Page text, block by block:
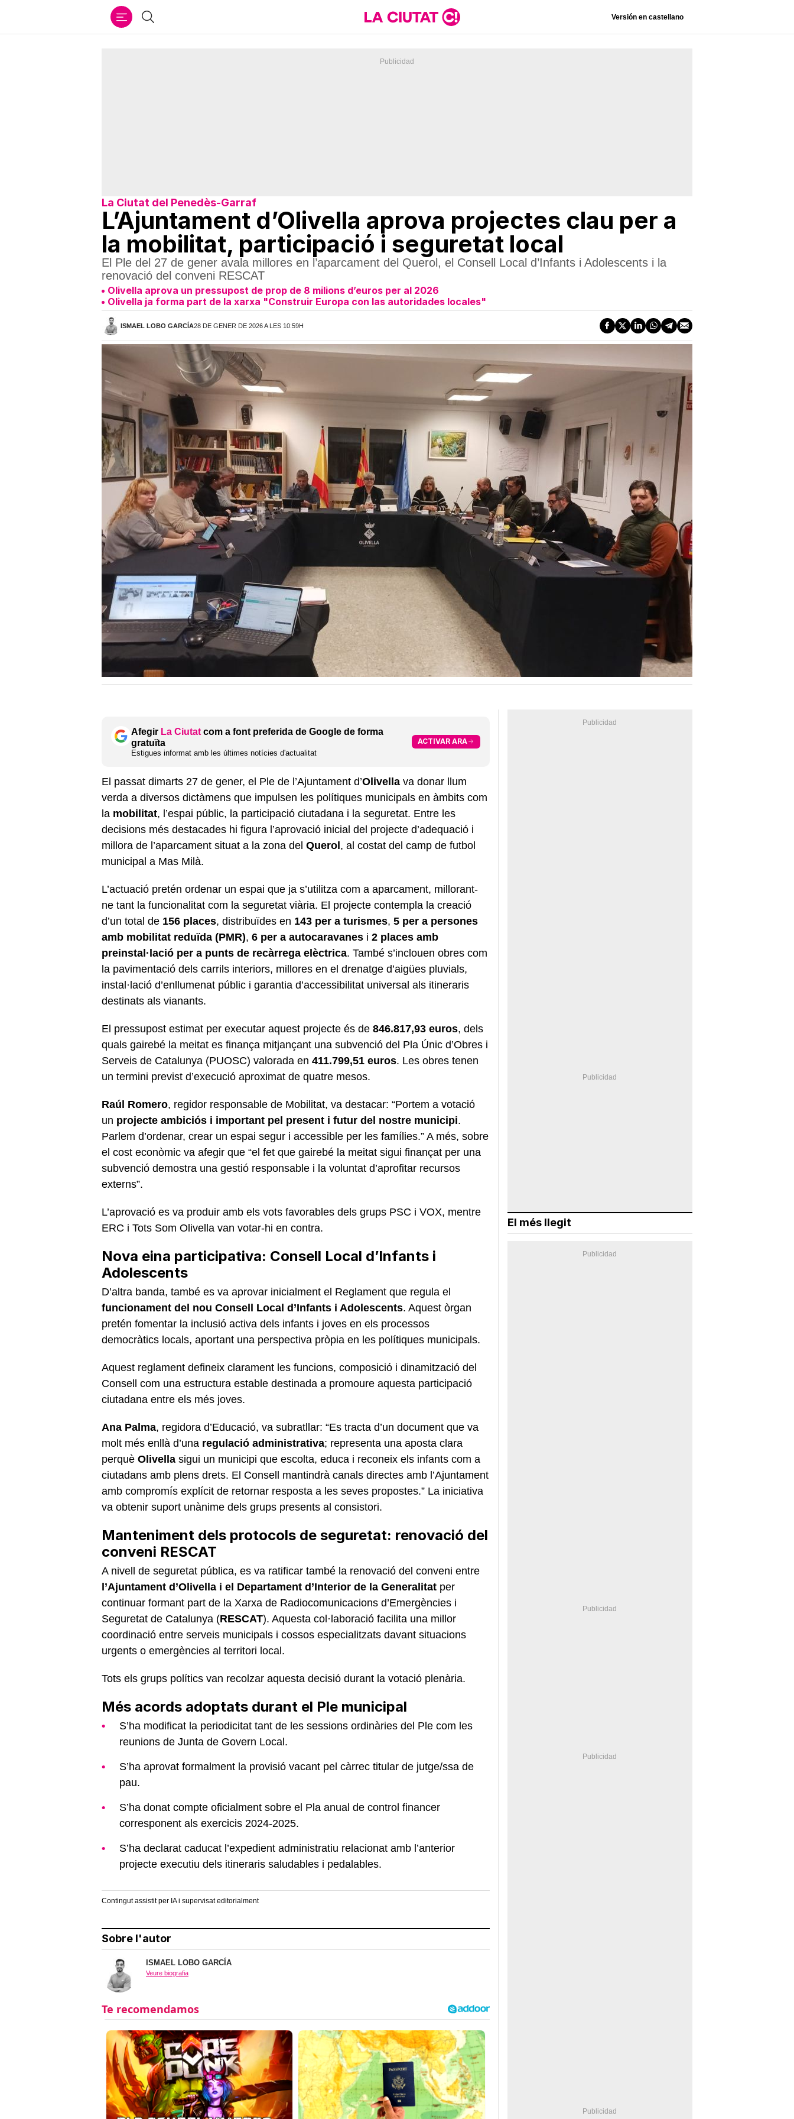
Cercar Versión en castellano
La Ciutat del Penedès-Garraf
L’Ajuntament d’Olivella aprova projectes clau per a
la mobilitat, participació i seguretat local
El Ple del 27 de gener avala millores en l’aparcament del Querol, el Consell Local d’Infants i Adolescents i la
renovació del conveni RESCAT
Olivella aprova un pressupost de prop de 8 milions d’euros per al 2026
Olivella ja forma part de la xarxa "Construir Europa con las autoridades locales"
ISMAEL LOBO GARCÍA28 DE GENER DE 2026 A LES 10:59H
Afegir La Ciutat com a font preferida de Google de forma
gratuïta
Estigues informat amb les últimes notícies d'actualitat
ACTIVAR ARA
El passat dimarts 27 de gener, el Ple de l’Ajuntament d’Olivella va donar llum
verda a diversos dictàmens que impulsen les polítiques municipals en àmbits com
la mobilitat, l’espai públic, la participació ciutadana i la seguretat. Entre les
decisions més destacades hi figura l’aprovació inicial del projecte d’adequació i
millora de l’aparcament situat a la zona del Querol, al costat del camp de futbol
municipal a Mas Milà.
L’actuació pretén ordenar un espai que ja s’utilitza com a aparcament, millorant-
ne tant la funcionalitat com la seguretat viària. El projecte contempla la creació
d’un total de 156 places, distribuïdes en 143 per a turismes, 5 per a persones
amb mobilitat reduïda (PMR), 6 per a autocaravanes i 2 places amb
preinstal·lació per a punts de recàrrega elèctrica. També s’inclouen obres com
la pavimentació dels carrils interiors, millores en el drenatge d’aigües pluvials,
instal·lació d’enllumenat públic i garantia d’accessibilitat universal als itineraris
destinats als vianants.
El pressupost estimat per executar aquest projecte és de 846.817,93 euros, dels
quals gairebé la meitat es finança mitjançant una subvenció del Pla Únic d’Obres i
Serveis de Catalunya (PUOSC) valorada en 411.799,51 euros. Les obres tenen
un termini previst d’execució aproximat de quatre mesos.
Raúl Romero, regidor responsable de Mobilitat, va destacar: “Portem a votació
un projecte ambiciós i important pel present i futur del nostre municipi.
Parlem d’ordenar, crear un espai segur i accessible per les famílies.” A més, sobre
el cost econòmic va afegir que “el fet que gairebé la meitat sigui finançat per una
subvenció demostra una gestió responsable i la voluntat d’aprofitar recursos
externs”.
L’aprovació es va produir amb els vots favorables dels grups PSC i VOX, mentre
ERC i Tots Som Olivella van votar-hi en contra.
Nova eina participativa: Consell Local d’Infants i
Adolescents
D’altra banda, també es va aprovar inicialment el Reglament que regula el
funcionament del nou Consell Local d’Infants i Adolescents. Aquest òrgan
pretén fomentar la inclusió activa dels infants i joves en els processos
democràtics locals, aportant una perspectiva pròpia en les polítiques municipals.
Aquest reglament defineix clarament les funcions, composició i dinamització del
Consell com una estructura estable destinada a promoure aquesta participació
ciutadana entre els més joves.
Ana Palma, regidora d’Educació, va subratllar: “Es tracta d’un document que va
molt més enllà d’una regulació administrativa; representa una aposta clara
perquè Olivella sigui un municipi que escolta, educa i reconeix els infants com a
ciutadans amb plens drets. El Consell mantindrà canals directes amb l’Ajuntament
amb compromís explícit de retornar resposta a les seves propostes.” La iniciativa
va obtenir suport unànime dels grups presents al consistori.
Manteniment dels protocols de seguretat: renovació del
conveni RESCAT
A nivell de seguretat pública, es va ratificar també la renovació del conveni entre
l’Ajuntament d’Olivella i el Departament d’Interior de la Generalitat per
continuar formant part de la Xarxa de Radiocomunicacions d’Emergències i
Seguretat de Catalunya (RESCAT). Aquesta col·laboració facilita una millor
coordinació entre serveis municipals i cossos especialitzats davant situacions
urgents o emergències al territori local.
Tots els grups polítics van recolzar aquesta decisió durant la votació plenària.
Més acords adoptats durant el Ple municipal
S’ha modificat la periodicitat tant de les sessions ordinàries del Ple com les
reunions de Junta de Govern Local.
S’ha aprovat formalment la provisió vacant pel càrrec titular de jutge/ssa de
pau.
S’ha donat compte oficialment sobre el Pla anual de control financer
corresponent als exercicis 2024-2025.
S’ha declarat caducat l’expedient administratiu relacionat amb l’anterior
projecte executiu dels itineraris saludables i pedalables.
Contingut assistit per IA i supervisat editorialment
Sobre l'autor
ISMAEL LOBO GARCÍA
Veure biografia
El més llegit